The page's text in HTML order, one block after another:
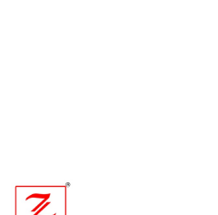
NAZWA
PRODUCENTA:
ZWAP